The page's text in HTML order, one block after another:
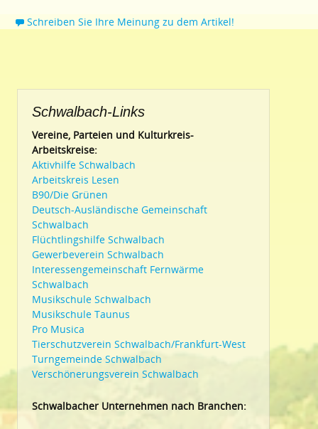
Schreiben Sie Ihre Meinung zu dem Artikel!
Schwalbach-Links
Vereine, Parteien und Kulturkreis-
Arbeitskreise:
Aktivhilfe Schwalbach
Arbeitskreis Lesen
B90/Die Grünen
Deutsch-Ausländische Gemeinschaft
Schwalbach
Flüchtlingshilfe Schwalbach
Gewerbeverein Schwalbach
Interessengemeinschaft Fernwärme
Schwalbach
Musikschule Schwalbach
Musikschule Taunus
Pro Musica
Tierschutzverein Schwalbach/Frankfurt-West
Turngemeinde Schwalbach
Verschönerungsverein Schwalbach
Schwalbacher Unternehmen nach Branchen: